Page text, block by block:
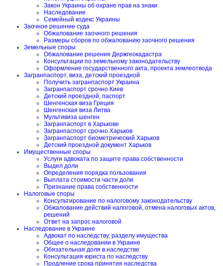
Закон Украины об охране прав на знаки
Наследование
Семейный кодекс Украины
Заочное решение суда
Обжалование заочного решения
Размеры сборов по обжалованию заочного решения
Земельные споры
Обжалование решения Держгеокадастра
Консультации по земельному законодательству
Оформление государственного акта, проекта землеотвода
Загранпаспорт, виза, детский проездной
Получить загранпаспорт Украина
Загранпаспорт срочно Киев
Детский проездной, паспорт
Шенгенская виза Греция
Шенгенская виза Литва
Мультивиза шенген
Загранпаспорт в Харькове
Загранпаспорт срочно Харьков
Загранпаспорт биометрический Харьков
Детский проездной документ Харьков
Имущественные споры
Услуги адвоката по защите права собственности
Выдел доли
Определения порядка пользования
Выплата стоимости части доли
Признание права собственности
Налоговые споры
Консультирование по налоговому законодательству
Обжалование действий налоговой, отмена налоговых актов,
решений
Ответ на запрос налоговой
Наследование в Украине
Адвокат по наследству, разделу имущества
Общее о наследовании в Украине
Обязательная доля в наследстве
Консультация юриста по наследству
Продление срока принятия наследства